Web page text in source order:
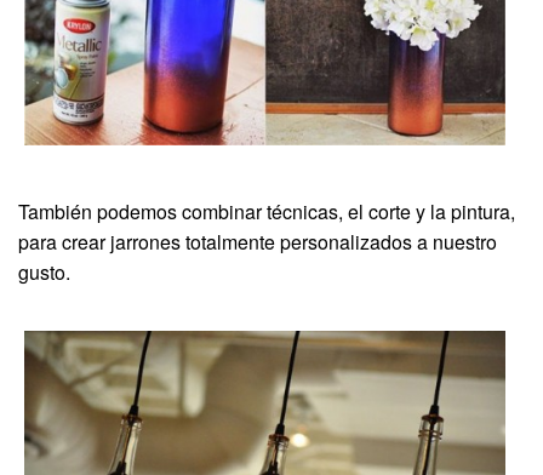
También podemos combinar técnicas, el corte y la pintura,
para crear jarrones totalmente personalizados a nuestro
gusto.